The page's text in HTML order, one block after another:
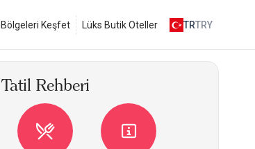
Bölgeleri Keşfet Lüks Butik Oteller TRTRY
Tatil Rehberi